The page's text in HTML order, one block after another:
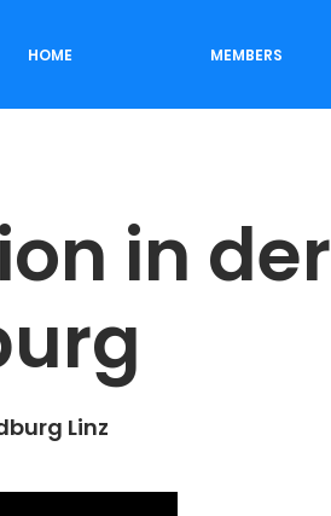
HOME MEMBERS
in der
Linz